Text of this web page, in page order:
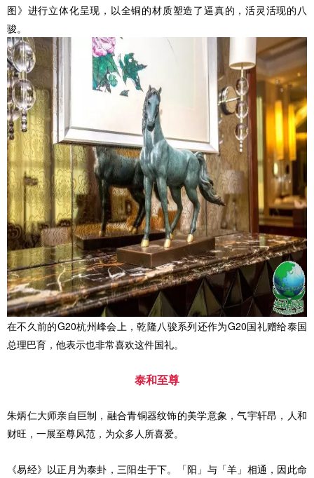
图》进行立体化呈现，以全铜的材质塑造了逼真的，活灵活现的八
骏。
在不久前的G20杭州峰会上，乾隆八骏系列还作为G20国礼赠给泰国
总理巴育，他表示也非常喜欢这件国礼。
泰和至尊
朱炳仁大师亲自巨制，融合青铜器纹饰的美学意象，气宇轩昂，人和
财旺，一展至尊风范，为众多人所喜爱。
《易经》以正月为泰卦，三阳生于下。「阳」与「羊」相通，因此命